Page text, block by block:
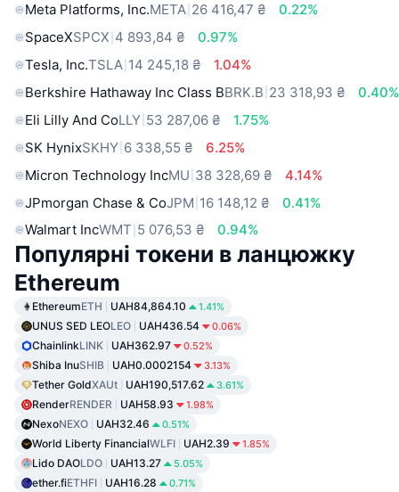
Meta Platforms, Inc.META 26 416,47 ₴
0.22%
SpaceXSPCX 4 893,84 ₴
0.97%
Tesla, Inc.TSLA 14 245,18 ₴
1.04%
Berkshire Hathaway Inc Class BBRK.B 23 318,93 ₴
0.40%
Eli Lilly And CoLLY 53 287,06 ₴
1.75%
SK HynixSKHY 6 338,55 ₴
6.25%
Micron Technology IncMU 38 328,69 ₴
4.14%
JPmorgan Chase & CoJPM 16 148,12 ₴
0.41%
Walmart IncWMT 5 076,53 ₴ 0.94%
Популярні токени в ланцюжку
Ethereum
EthereumETH UAH84,864.10 1.41%
UNUS SED LEOLEO UAH436.54 0.06%
ChainlinkLINK UAH362.97 0.52%
Shiba InuSHIB UAH0.0002154 3.13%
Tether GoldXAUt UAH190,517.62 3.61%
RenderRENDER UAH58.93 1.98%
NexoNEXO UAH32.46 0.51%
World Liberty FinancialWLFI UAH2.39 1.85%
Lido DAOLDO UAH13.27 5.05%
ether.fiETHFI UAH16.28 0.71%